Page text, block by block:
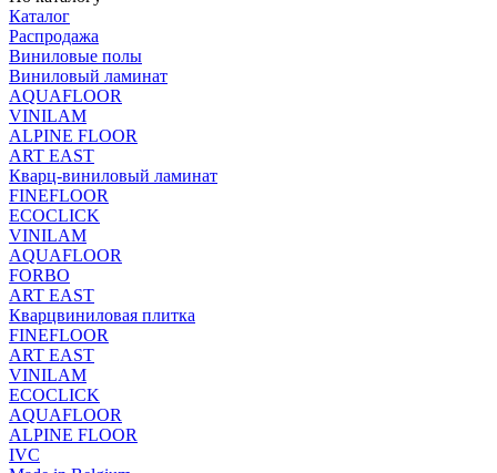
Каталог
Распродажа
Виниловые полы
Виниловый ламинат
AQUAFLOOR
VINILAM
ALPINE FLOOR
ART EAST
Кварц-виниловый ламинат
FINEFLOOR
ECOCLICK
VINILAM
AQUAFLOOR
FORBO
ART EAST
Кварцвиниловая плитка
FINEFLOOR
ART EAST
VINILAM
ECOCLICK
AQUAFLOOR
ALPINE FLOOR
IVC